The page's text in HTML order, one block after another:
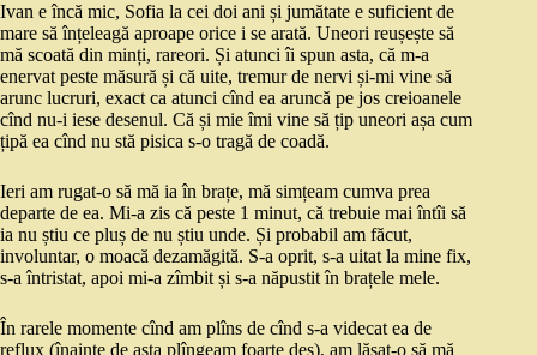
Ivan e încă mic, Sofia la cei doi ani și jumătate e suficient de
mare să înțeleagă aproape orice i se arată. Uneori reușește să
mă scoată din minți, rareori. Și atunci îi spun asta, că m-a
enervat peste măsură și că uite, tremur de nervi și-mi vine să
arunc lucruri, exact ca atunci cînd ea aruncă pe jos creioanele
cînd nu-i iese desenul. Că și mie îmi vine să țip uneori așa cum
țipă ea cînd nu stă pisica s-o tragă de coadă.
Ieri am rugat-o să mă ia în brațe, mă simțeam cumva prea
departe de ea. Mi-a zis că peste 1 minut, că trebuie mai întîi să
ia nu știu ce pluș de nu știu unde. Și probabil am făcut,
involuntar, o moacă dezamăgită. S-a oprit, s-a uitat la mine fix,
s-a întristat, apoi mi-a zîmbit și s-a năpustit în brațele mele.
În rarele momente cînd am plîns de cînd s-a videcat ea de
reflux (înainte de asta plîngeam foarte des), am lăsat-o să mă